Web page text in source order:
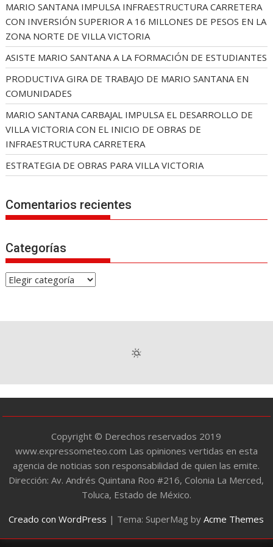
MARIO SANTANA IMPULSA INFRAESTRUCTURA CARRETERA
CON INVERSIÓN SUPERIOR A 16 MILLONES DE PESOS EN LA
ZONA NORTE DE VILLA VICTORIA
ASISTE MARIO SANTANA A LA FORMACIÓN DE ESTUDIANTES
PRODUCTIVA GIRA DE TRABAJO DE MARIO SANTANA EN
COMUNIDADES
MARIO SANTANA CARBAJAL IMPULSA EL DESARROLLO DE
VILLA VICTORIA CON EL INICIO DE OBRAS DE
INFRAESTRUCTURA CARRETERA
ESTRATEGIA DE OBRAS PARA VILLA VICTORIA
Comentarios recientes
Categorías
C
e
í
a
Copyright © Derechos reservados 2019
www.expressometeo.com Las opiniones vertidas en esta
agencia de noticias son responsabilidad de quien las emite.
Dirección: Av. Andrés Quintana Roo #216, Colonia La Merced,
Toluca, Estado de México.
Creado con WordPress | Tema: SuperMag byAcme Themes